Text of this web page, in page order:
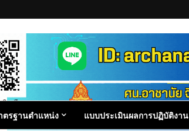
ตรฐานตำแหน่ง แบบประเมินผลการปฏิบัติงาน